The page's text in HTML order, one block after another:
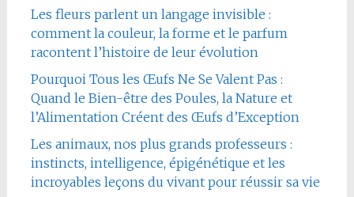
Les fleurs parlent un langage invisible :
comment la couleur, la forme et le parfum
racontent l’histoire de leur évolution
Pourquoi Tous les Œufs Ne Se Valent Pas :
Quand le Bien-être des Poules, la Nature et
l’Alimentation Créent des Œufs d’Exception
Les animaux, nos plus grands professeurs :
instincts, intelligence, épigénétique et les
incroyables leçons du vivant pour réussir sa vie